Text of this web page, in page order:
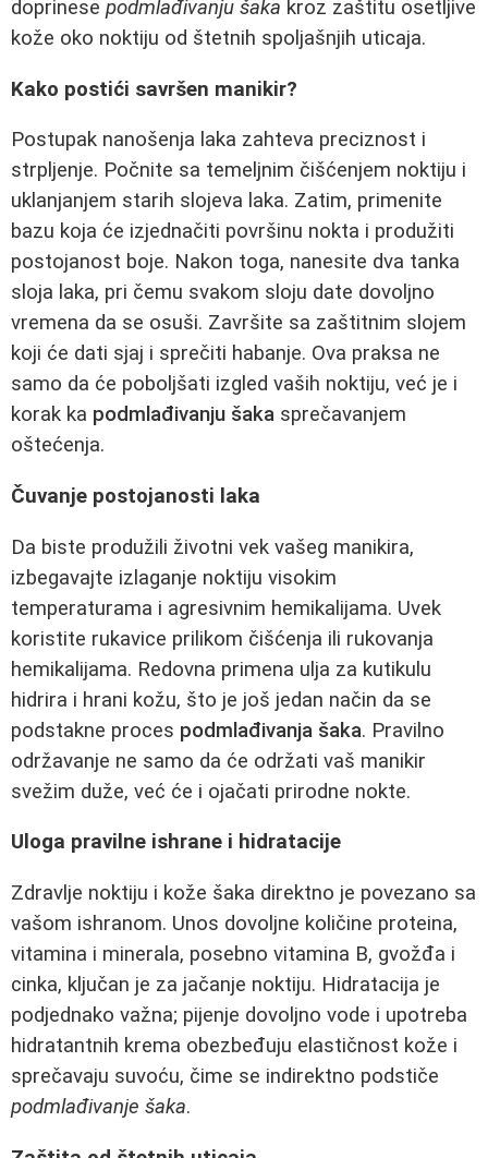
doprinese podmlađivanju šaka kroz zaštitu osetljive
kože oko noktiju od štetnih spoljašnjih uticaja.
Kako postići savršen manikir?
Postupak nanošenja laka zahteva preciznost i
strpljenje. Počnite sa temeljnim čišćenjem noktiju i
uklanjanjem starih slojeva laka. Zatim, primenite
bazu koja će izjednačiti površinu nokta i produžiti
postojanost boje. Nakon toga, nanesite dva tanka
sloja laka, pri čemu svakom sloju date dovoljno
vremena da se osuši. Završite sa zaštitnim slojem
koji će dati sjaj i sprečiti habanje. Ova praksa ne
samo da će poboljšati izgled vaših noktiju, već je i
korak ka podmlađivanju šaka sprečavanjem
oštećenja.
Čuvanje postojanosti laka
Da biste produžili životni vek vašeg manikira,
izbegavajte izlaganje noktiju visokim
temperaturama i agresivnim hemikalijama. Uvek
koristite rukavice prilikom čišćenja ili rukovanja
hemikalijama. Redovna primena ulja za kutikulu
hidrira i hrani kožu, što je još jedan način da se
podstakne proces podmlađivanja šaka. Pravilno
održavanje ne samo da će održati vaš manikir
svežim duže, već će i ojačati prirodne nokte.
Uloga pravilne ishrane i hidratacije
Zdravlje noktiju i kože šaka direktno je povezano sa
vašom ishranom. Unos dovoljne količine proteina,
vitamina i minerala, posebno vitamina B, gvožđa i
cinka, ključan je za jačanje noktiju. Hidratacija je
podjednako važna; pijenje dovoljno vode i upotreba
hidratantnih krema obezbeđuju elastičnost kože i
sprečavaju suvoću, čime se indirektno podstiče
podmlađivanje šaka.